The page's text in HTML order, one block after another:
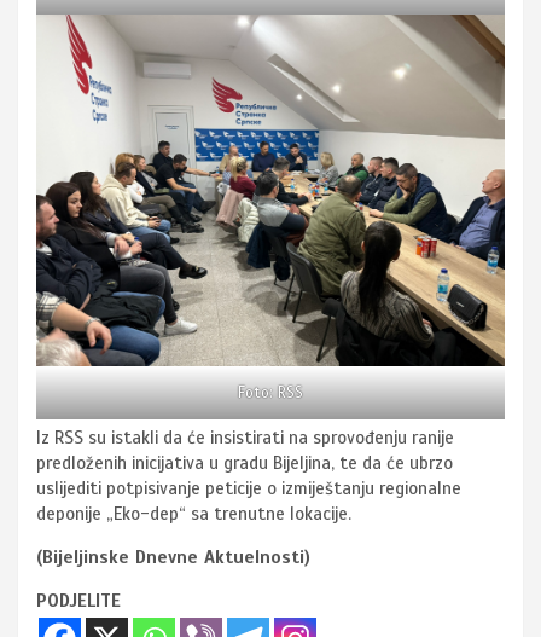
Foto: RSS
Iz RSS su istakli da će insistirati na sprovođenju ranije
predloženih inicijativa u gradu Bijeljina, te da će ubrzo
uslijediti potpisivanje peticije o izmiještanju regionalne
deponije „Eko-dep“ sa trenutne lokacije.
(Bijeljinske Dnevne Aktuelnosti)
PODJELITE